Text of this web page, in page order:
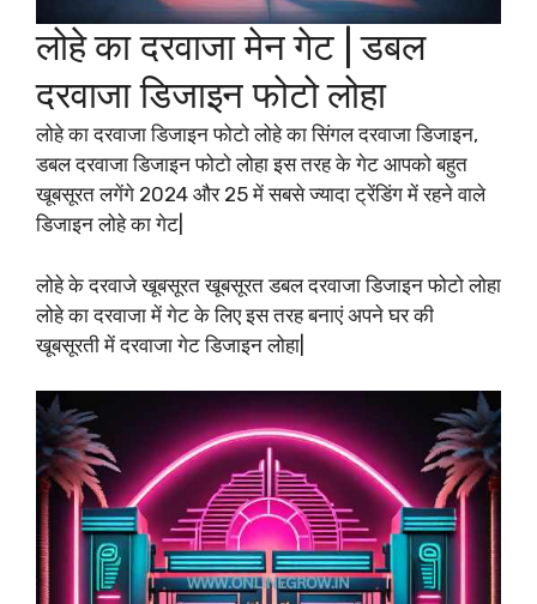
लोहे का दरवाजा मेन गेट | डबल
दरवाजा डिजाइन फोटो लोहा
लोहे का दरवाजा डिजाइन फोटो लोहे का सिंगल दरवाजा डिजाइन,
डबल दरवाजा डिजाइन फोटो लोहा इस तरह के गेट आपको बहुत
खूबसूरत लगेंगे 2024 और 25 में सबसे ज्यादा ट्रेंडिंग में रहने वाले
डिजाइन लोहे का गेट|
लोहे के दरवाजे खूबसूरत खूबसूरत डबल दरवाजा डिजाइन फोटो लोहा
लोहे का दरवाजा में गेट के लिए इस तरह बनाएं अपने घर की
खूबसूरती में दरवाजा गेट डिजाइन लोहा|